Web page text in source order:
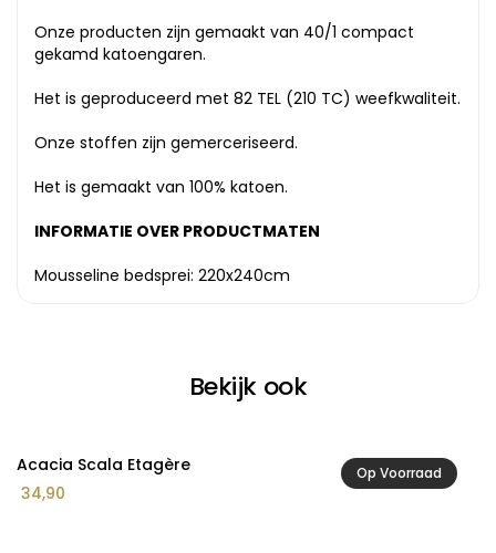
Onze producten zijn gemaakt van 40/1 compact
gekamd katoengaren.
Het is geproduceerd met 82 TEL (210 TC) weefkwaliteit.
Onze stoffen zijn gemerceriseerd.
Het is gemaakt van 100% katoen.
INFORMATIE OVER PRODUCTMATEN
Mousseline bedsprei: 220x240cm
Bekijk ook
Op Voorraad
Acacia Scala Etagère
34,90